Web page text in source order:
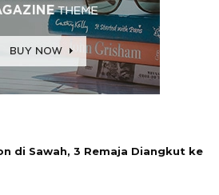
di Sawah, 3 Remaja Diangkut ke